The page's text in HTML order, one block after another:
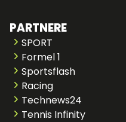
PARTNERE
SPORT
Formel 1
Sportsflash
Racing
Technews24
Tennis Infinity